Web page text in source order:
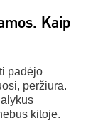
Kaip
padėjo
peržiūra.
kitoje.